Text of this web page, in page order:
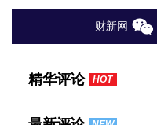
财新网
精华评论 HOT